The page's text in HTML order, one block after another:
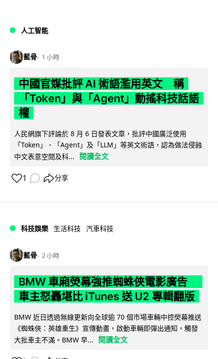
人工智能
藍骨 1 小時
中國官媒批評 AI 術語濫用英文 稱
「Token」與「Agent」動搖科技話語
權
人民網旗下評論於 8 月 6 日發表文章，批評中國廣泛使用
「Token」、「Agent」及「LLM」等英文術語，認為做法侵蝕
中文表意空間及科...
閱讀全文
1 分享
科技娛樂 生活科技 汽車科技
藍骨 2 小時
BMW 車廂熒幕強推蜘蛛俠電影廣告
車主怒轟堪比 iTunes 送 U2 專輯翻版
BMW 近日透過無線更新向全球逾 70 個市場車輛中控熒幕推送
《蜘蛛俠：英雄重生》宣傳動畫，啟動車輛即彈出通知，觸發
大批車主不滿。BMW 早...
閱讀全文